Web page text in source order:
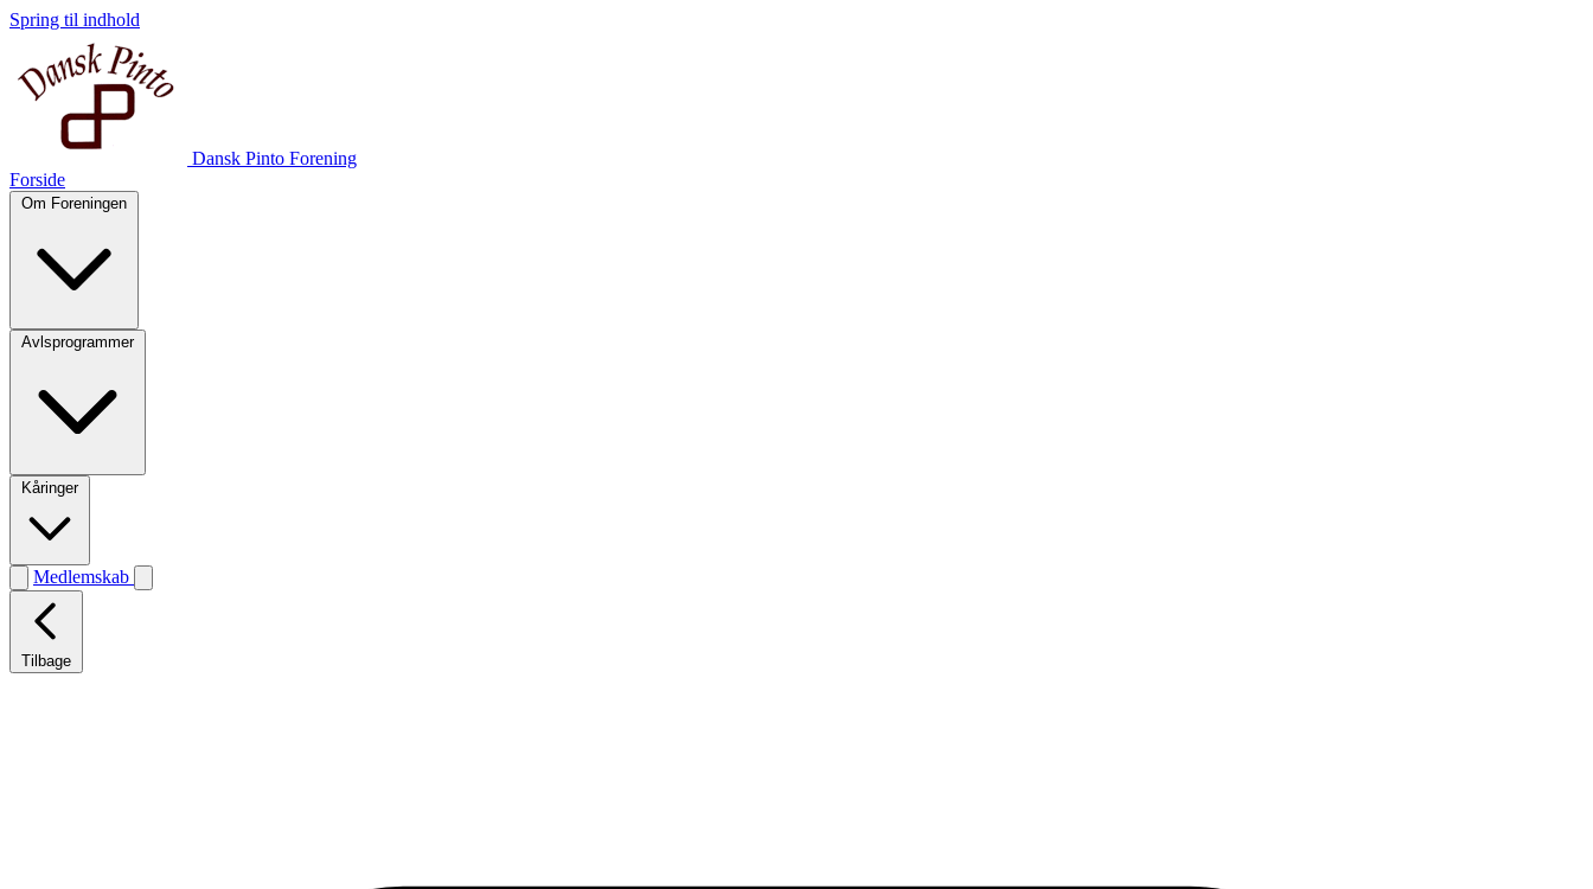
Spring til indhold
Dansk Pinto Forening
Forside
Om Foreningen
Avlsprogrammer
Kåringer
Medlemskab
Tilbage